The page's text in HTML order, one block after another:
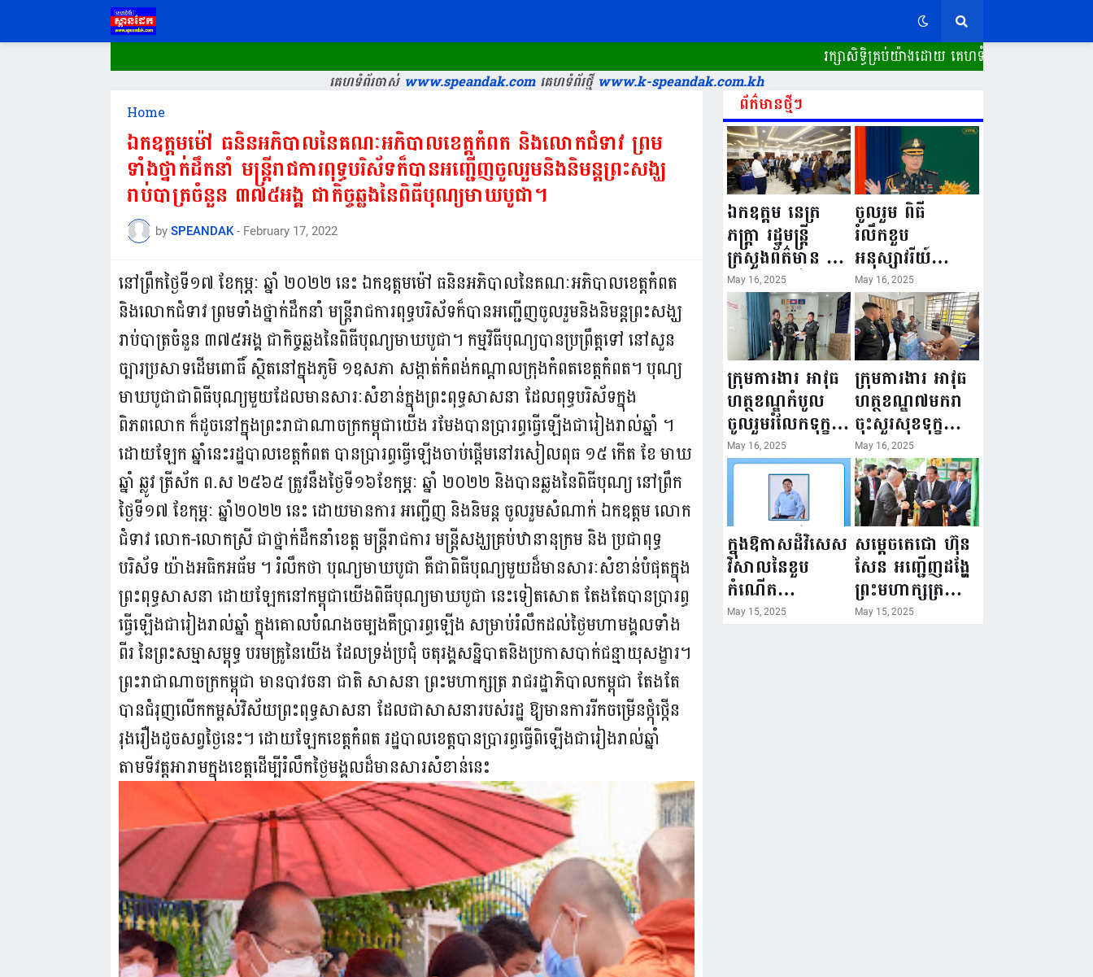
រក្សាសិទ្ធិគ្រប់យ៉ាងដោយ គេហទំព័រ ស្ពានដែក​
គេហទំព័រចាស់www.speandak.comគេហទំព័រថ្មីwww.k-speandak.com.kh
Home
ឯកឧត្តមម៉ៅ ធនិនអភិបាលនៃគណៈអភិបាលខេត្តកំពត និងលោកជំទាវ ព្រម
ទាំងថ្នាក់ដឹកនាំ មន្ត្រីរាជការពុទ្ធបរិស័ទក៏បានអញ្ជើញចូលរួមនិងនិមន្តព្រះសង្ឃ
រាប់បាត្រចំនួន ៣៧៥អង្គ ជាកិច្ចឆ្លងនៃពិធីបុណ្យមាឃបូជា។
by SPEANDAK - February 17, 2022
នៅព្រឹកថ្ងៃទី១៧ ខែកុម្ភៈ ឆ្នាំ ២០២២ នេះ ឯកឧត្តមម៉ៅ ធនិនអភិបាលនៃគណៈអភិបាលខេត្តកំពត
និងលោកជំទាវ ព្រមទាំងថ្នាក់ដឹកនាំ មន្ត្រីរាជការពុទ្ធបរិស័ទក៏បានអញ្ជើញចូលរួមនិងនិមន្តព្រះសង្ឃ
រាប់បាត្រចំនួន ៣៧៥អង្គ ជាកិច្ចឆ្លងនៃពិធីបុណ្យមាឃបូជា។ កម្មវិធីបុណ្យបានប្រព្រឹត្តទៅ នៅសួន
ច្បារប្រសាទដើមពោធិ៍ ស្ថិតនៅក្នុងភូមិ ១ឧសភា សង្កាត់កំពង់កណ្ដាលក្រុងកំពតខេត្តកំពត។ បុណ្យ
មាឃបូជាជាពិធីបុណ្យមួយដែលមានសារៈសំខាន់ក្នុងព្រះពុទ្ធសាសនា ដែលពុទ្ធបរិស័ទក្នុង
ពិភពលោក ក៏ដូចនៅក្នុងព្រះរាជាណាចក្រកម្ពុជាយើង រមែងបានប្រារព្ធធ្វើឡើងជារៀងរាល់ឆ្នាំ ។
ដោយឡែក ឆ្នាំនេះរដ្ឋបាលខេត្តកំពត បានប្រារព្ធធ្វើឡើងចាប់ផ្ដើមនៅរសៀលពុធ ១៥ កើត ខែ មាឃ
ឆ្នាំ ឆ្លូវ ត្រីស័ក ព.ស ២៥៦៥ ត្រូវនឹងថ្ងៃទី១៦ខែកុម្ភៈ ឆ្នាំ ២០២២ និងបានឆ្លងនៃពិធីបុណ្យ នៅព្រឹក
ថ្ងៃទី១៧ ខែកុម្ភៈ ឆ្នាំ២០២២ នេះ ដោយមានការ អញ្ជើញ និងនិមន្ត ចូលរួមសំណាក់ ឯកឧត្តម លោក
ជំទាវ លោក-លោកស្រី ជាថ្នាក់ដឹកនាំខេត្ត មន្ត្រីរាជការ មន្ត្រីសង្ឃគ្រប់ឋានានុក្រម និង ប្រជាពុទ្ធ
បរិស័ទ យ៉ាងអធិកអធ័ម ។ រំលឹកថា បុណ្យមាឃបូជា គឺជាពិធីបុណ្យមួយដ៏មានសារៈសំខាន់បំផុតក្នុង
ព្រះពុទ្ធសាសនា ដោយឡែកនៅកម្ពុជាយើងពិធីបុណ្យមាឃបូជា នេះទៀតសោត តែងតែបានប្រារព្ធ
ធ្វើឡើងជារៀងរាល់ឆ្នាំ ក្នុងគោលបំណងចម្បងគឺប្រារព្ធឡើង សម្រាប់រំលឹកដល់ថ្ងៃមហាមង្គលទាំង
ពីរ នៃព្រះសម្មាសម្ពុទ្ធ បរមគ្រូនៃយើង ដែលទ្រង់ប្រជុំ ចតុរង្គសន្និបាតនិងប្រកាសបាក់ជន្មាយុសង្ខារ។
ព្រះរាជាណាចក្រកម្ពុជា មានបាវចនា ជាតិ សាសនា ព្រះមហាក្សត្រ រាជរដ្ឋាភិបាលកម្ពុជា តែងតែ
បានជំរុញលើកកម្ពស់វិស័យព្រះពុទ្ធសាសនា ដែលជាសាសនារបស់រដ្ឋ ឱ្យមានការរីកចម្រើនថ្កុំថ្កើន
រុងរឿងដូចសព្វថ្ងៃនេះ។ ដោយឡែកខេត្តកំពត រដ្ឋបាលខេត្តបានប្រារព្ធធ្វើពិឡើងជារៀងរាល់ឆ្នាំ
តាមទីវត្តអារាមក្នុងខេត្តដើម្បីរំលឹកថ្ងៃមង្គលដ៏មានសារសំខាន់នេះ
ព័ត៌មានថ្មីៗ
ឯកឧត្តម នេត្រ
ភក្ត្រា រដ្ឋមន្ត្រី
ក្រសួងព័ត៌មាន នៅ
រសៀលថ្ងៃទី១៦ ខែ
ឧសភា
ឆ្នាំ២០២៥នេះ
បានអញ្ជើញចុះធ្វើ
ជំរឿនថ្នាក់ដឹកនាំ
មន្ត្រីរាជការស៉ីវិល
នៃក្រសួងព័ត៌មាន...
May 16, 2025
ចូលរួម ពិធី
រំលឹកខួប
អនុស្សាវរីយ៍
លើកទី៨០ ថ្ងៃ
កំណើតនគរបាល
ជាតិកម្ពុជា “១៦
ឧសភា ១៩៤៥ ~
១៦ ឧសភា
២០២៥”...
May 16, 2025
ក្រុមការងារ អាវុធ
ហត្ថខណ្ឌកំបូល
ចូលរួមរំលែកទុក្ខ
ដល់គ្រួសារ
សមាជិក ដែល
ឪពុកក្មេករបស់
លោកទទួលមរណៈ
ភាព!
May 16, 2025
ក្រុមការងារ អាវុធ
ហត្ថខណ្ឌ៧មករា
ចុះសួរសុខទុក្ខ
សមាជិក ដែលជួប
គ្រោះថ្នាក់
ចរាចរណ៍ កំពុង
សម្រាកព្យាបាល
នៅមន្ទីរពេទ្យ!
May 16, 2025
ក្នុងឱកាសដ៏វិសេស
វិសាលនៃខួប
កំណើត
គម្រប់ខួប៤៤
May 15, 2025
សម្តេចតេជោ ហ៊ុន
សែន អញ្ជើញដង្ហែ
ព្រះមហាក្សត្រ
យាងទតការតាំង
May 15, 2025